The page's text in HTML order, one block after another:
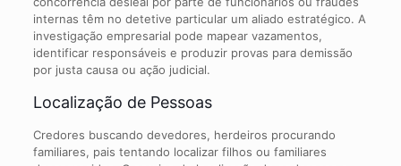
internas têm no detetive particular um aliado estratégico. A
investigação empresarial pode mapear vazamentos,
identificar responsáveis e produzir provas para demissão
por justa causa ou ação judicial.
Localização de Pessoas
Credores buscando devedores, herdeiros procurando
familiares, pais tentando localizar filhos ou familiares